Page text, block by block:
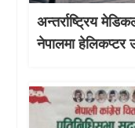
अन्तर्राष्ट्रिय
नेपालमा हेलिकप्टर